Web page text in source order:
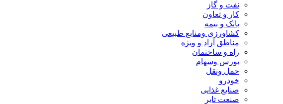
نفت و گاز
کار و تعاون
بانک و بیمه
کشاورزی ومنابع طبیعی
مناطق آزاد و ویژه
راه و ساختمان
بورس وسهام
حمل ونقل
خودرو
صنایع غذایی
صنعت تایر